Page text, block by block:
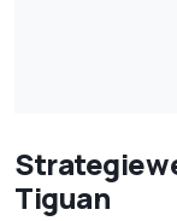
Tiguan